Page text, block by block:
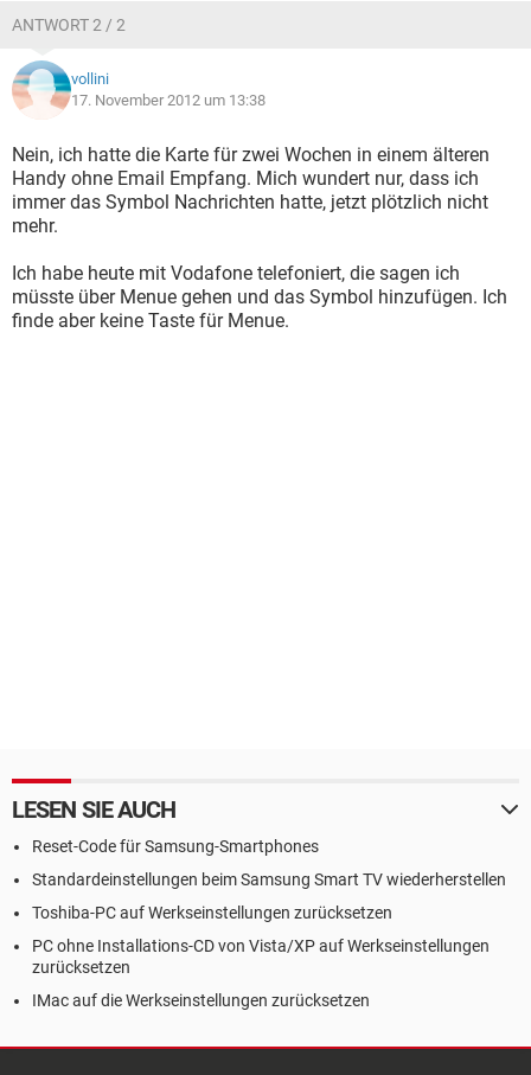
ANTWORT 2 / 2
vollini
17. November 2012 um 13:38
Nein, ich hatte die Karte für zwei Wochen in einem älteren
Handy ohne Email Empfang. Mich wundert nur, dass ich
immer das Symbol Nachrichten hatte, jetzt plötzlich nicht
mehr.
Ich habe heute mit Vodafone telefoniert, die sagen ich
müsste über Menue gehen und das Symbol hinzufügen. Ich
finde aber keine Taste für Menue.
LESEN SIE AUCH
Reset-Code für Samsung-Smartphones
Standardeinstellungen beim Samsung Smart TV wiederherstellen
Toshiba-PC auf Werkseinstellungen zurücksetzen
PC ohne Installations-CD von Vista/XP auf Werkseinstellungen
zurücksetzen
IMac auf die Werkseinstellungen zurücksetzen